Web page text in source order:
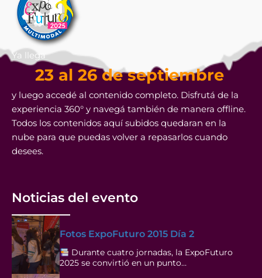
Ya llega
23 al 26 de septiembre
y luego accedé al contenido completo. Disfrutá de la
experiencia 360° y navegá también de manera offline.
Todos los contenidos aquí subidos quedaran en la
nube para que puedas volver a repasarlos cuando
desees.
Noticias del evento
Fotos ExpoFuturo 2015 Día 2
Durante cuatro jornadas, la ExpoFuturo
2025 se convirtió en un punto…